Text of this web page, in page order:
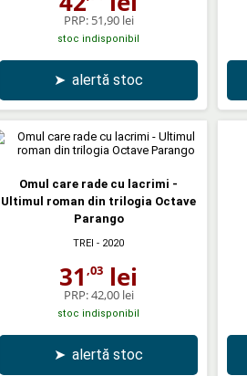
PRP: 51,90 lei
stoc indisponibil
➤ alertă stoc
Omul care rade cu lacrimi -
Ultimul roman din trilogia Octave
Parango
TREI - 2020
31 ,03 lei
PRP:42,00 lei
stoc indisponibil
➤ alertă stoc